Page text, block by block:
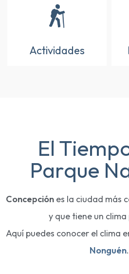
Actividades
El
Parque
Concepción es la ciudad más
y que tiene un
Aquí puedes conocer el clima
Nonguén.